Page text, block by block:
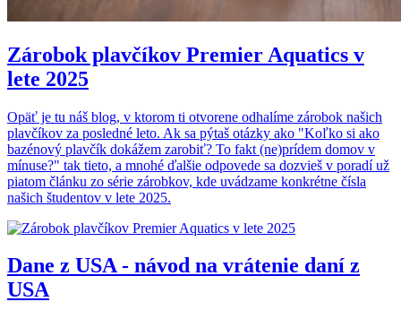
Zárobok plavčíkov Premier Aquatics v
lete 2025
Opäť je tu náš blog, v ktorom ti otvorene odhalíme zárobok našich
plavčíkov za posledné leto. Ak sa pýtaš otázky ako "Koľko si ako
bazénový plavčík dokážem zarobiť? To fakt (ne)prídem domov v
mínuse?" tak tieto, a mnohé ďalšie odpovede sa dozvieš v poradí už
piatom článku zo série zárobkov, kde uvádzame konkrétne čísla
našich študentov v lete 2025.
Dane z USA - návod na vrátenie daní z
USA